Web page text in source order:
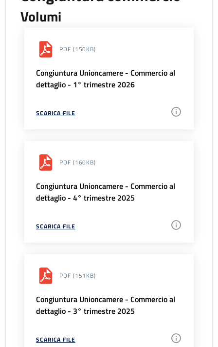
Volumi
PDF (150KB)
Congiuntura Unioncamere - Commercio al
dettaglio - 1° trimestre 2026
SCARICA FILE
PDF (160KB)
Congiuntura Unioncamere - Commercio al
dettaglio - 4° trimestre 2025
SCARICA FILE
PDF (151KB)
Congiuntura Unioncamere - Commercio al
dettaglio - 3° trimestre 2025
SCARICA FILE